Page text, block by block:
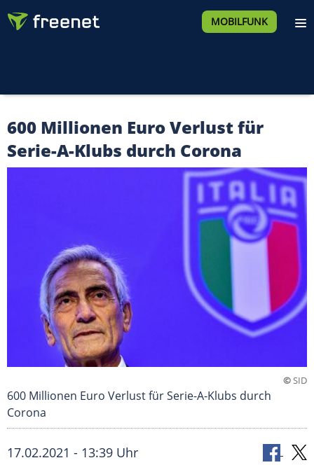
MOBILFUNK
600 Millionen Euro Verlust für
Serie-A-Klubs durch Corona
©SID
600 Millionen Euro Verlust für Serie-A-Klubs durch
Corona
17.02.2021 - 13:39 Uhr